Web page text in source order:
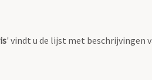
' vindt u de lijst met beschrijvingen